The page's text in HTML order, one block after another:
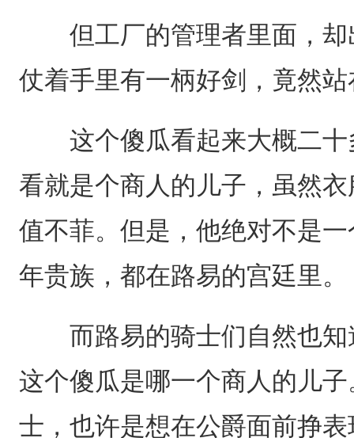
但工厂的管理者里面，却
仗着手里有一柄好剑，竟然
这个傻瓜看起来大概二十
看就是个商人的儿子，虽然
值不菲。但是，他绝对不是
年贵族，都在路易的宫廷里。
而路易的骑士们自然也知
这个傻瓜是哪一个商人的儿
士，也许是想在公爵面前挣